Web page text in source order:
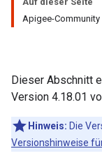
Apigee-Community
Dieser Abschnitt
Version 4.18.01
Hinweis: Die
Versionshinweise